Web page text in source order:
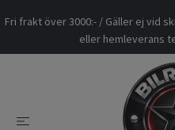
Fri frakt över 3000:- / Gäller ej vid
eller hemleverans